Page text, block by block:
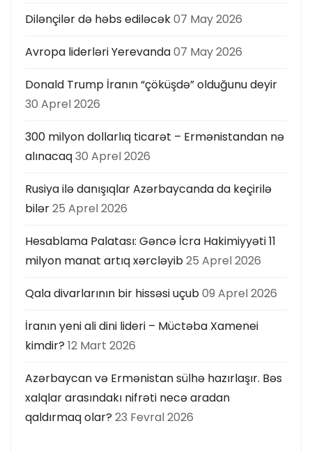
Dilənçilər də həbs ediləcək07 May 2026
Avropa liderləri Yerevanda07 May 2026
Donald Trump İranın “çöküşdə” olduğunu deyir
30 Aprel 2026
300 milyon dollarlıq ticarət – Ermənistandan nə
alınacaq30 Aprel 2026
Rusiya ilə danışıqlar Azərbaycanda da keçirilə
bilər25 Aprel 2026
Hesablama Palatası: Gəncə İcra Hakimiyyəti 11
milyon manat artıq xərcləyib25 Aprel 2026
Qala divarlarının bir hissəsi uçub09 Aprel 2026
İranın yeni ali dini lideri – Müctəba Xamenei
kimdir? 12 Mart 2026
Azərbaycan və Ermənistan sülhə hazırlaşır. Bəs
xalqlar arasındakı nifrəti necə aradan
qaldırmaq olar? 23 Fevral 2026